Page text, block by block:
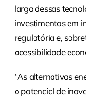
larga dessas
investimentos em
regulatória e,
acessibilidade
“As alternativas
o potencial de